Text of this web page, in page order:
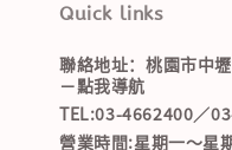
Quick links
聯絡地址：桃園市中
－點我導航
TEL:03-4662400／
營業時間:星期一～星